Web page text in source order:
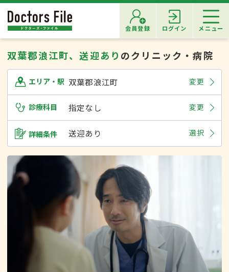
会員登録 ログイン メニュー
双葉郡浪江町、送迎あり のクリニック・病院
エリア・駅 双葉郡浪江町 変更
診療科目 指定なし 変更
詳細条件 送迎あり 選択